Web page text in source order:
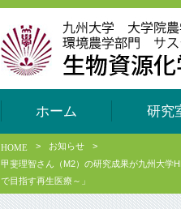
ホーム 研究
HOME > お知らせ
>
甲斐理智さん（M2）の研究成果が九州大学
で目指す再生医療～」